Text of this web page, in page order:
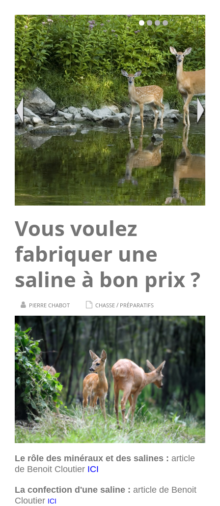
Vous voulez
fabriquer une
saline à bon prix ?
PIERRE CHABOT CHASSE / PRÉPARATIFS
Le rôle des minéraux et des salines : article
de Benoit Cloutier ICI
La confection d'une saline​ : article de Benoit
Cloutier ICI